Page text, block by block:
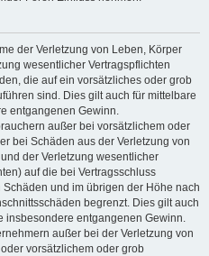
der Verletzung von Leben, Körper
wesentlicher Vertragspflichten
die auf ein vorsätzliches oder grob
sind. Dies gilt auch für mittelbare
entgangenen Gewinn.
außer bei vorsätzlichem oder
bei Schäden aus der Verletzung von
der Verletzung wesentlicher
auf die bei Vertragsschluss
und im übrigen der Höhe nach
begrenzt. Dies gilt auch
entgangenen Gewinn.
außer bei der Verletzung von
vorsätzlichem oder grob